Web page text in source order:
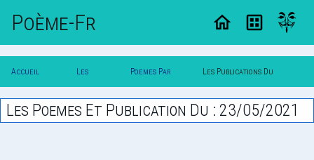
Poème-Fr
Accueil
Poesie
Les
Poesies
Poemes Par Les Publications Du
23/05/2021
Les Poemes Et Publication Du : 23/05/2021